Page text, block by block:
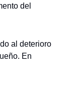
del
al deterioro
En